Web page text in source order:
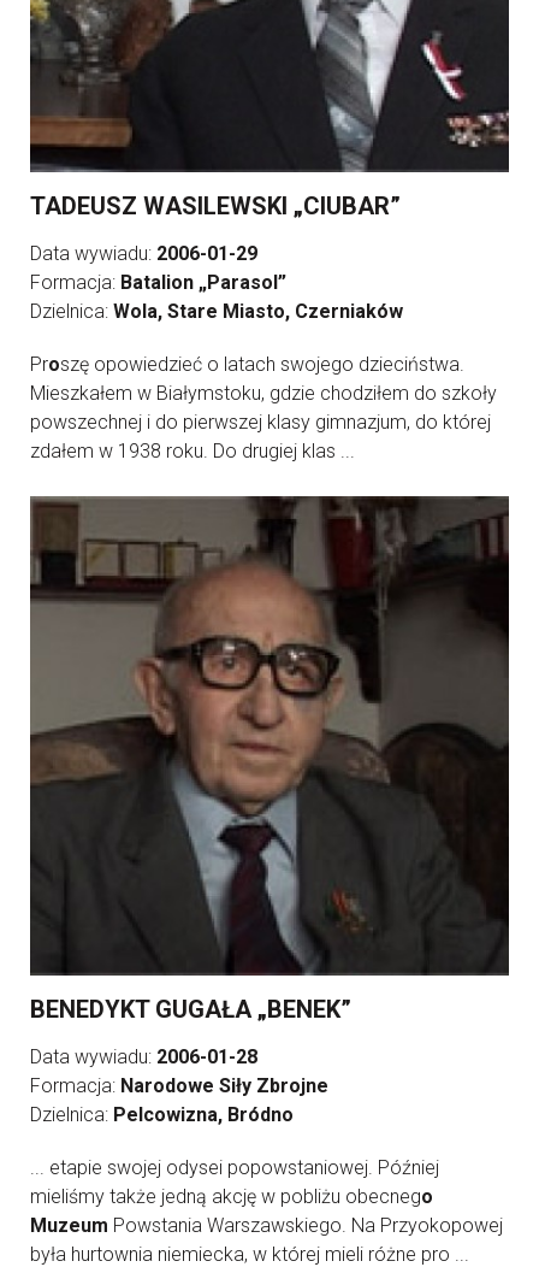
TADEUSZ WASILEWSKI „CIUBAR”
Data wywiadu: 2006-01-29
Formacja: Batalion „Parasol”
Dzielnica: Wola, Stare Miasto, Czerniaków
Proszę opowiedzieć o latach swojego dzieciństwa.
Mieszkałem w Białymstoku, gdzie chodziłem do szkoły
powszechnej i do pierwszej klasy gimnazjum, do której
zdałem w 1938 roku. Do drugiej klas ...
BENEDYKT GUGAŁA „BENEK”
Data wywiadu: 2006-01-28
Formacja: Narodowe Siły Zbrojne
Dzielnica: Pelcowizna, Bródno
... etapie swojej odysei popowstaniowej. Później
mieliśmy także jedną akcję w pobliżu obecnego
Muzeum Powstania Warszawskiego. Na Przyokopowej
była hurtownia niemiecka, w której mieli różne pro ...